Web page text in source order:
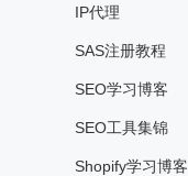
IP代理
SAS注册教程
SEO学习博客
SEO工具集锦
Shopify学习博客